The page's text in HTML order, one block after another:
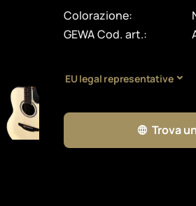
Colorazione:
GEWA Cod. art.:
EU legal representative
Trova